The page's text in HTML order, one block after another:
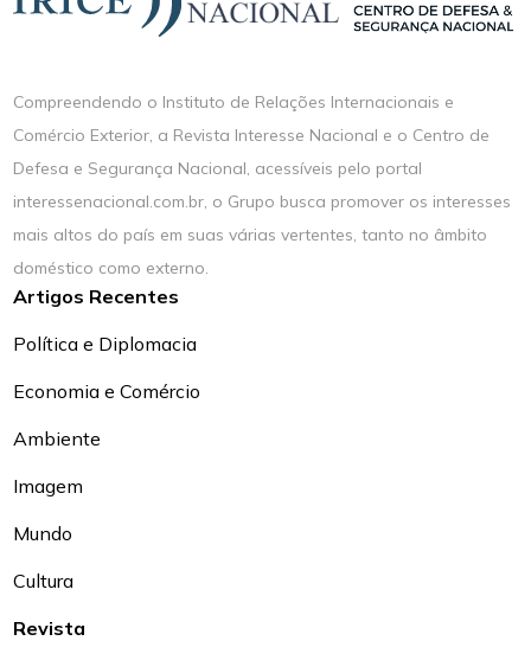
Compreendendo o Instituto de Relações Internacionais e
Comércio Exterior, a Revista Interesse Nacional e o Centro de
Defesa e Segurança Nacional, acessíveis pelo portal
interessenacional.com.br, o Grupo busca promover os interesses
mais altos do país em suas várias vertentes, tanto no âmbito
doméstico como externo.
Artigos Recentes
Política e Diplomacia
Economia e Comércio
Ambiente
Imagem
Mundo
Cultura
Revista